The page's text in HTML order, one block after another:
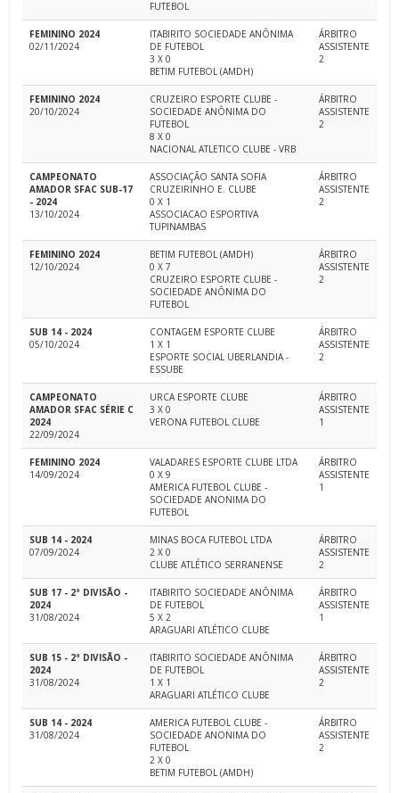
FUTEBOL
FEMININO 2024
02/11/2024
ITABIRITO SOCIEDADE ANÔNIMA
DE FUTEBOL
3 X 0
BETIM FUTEBOL (AMDH)
ÁRBITRO
ASSISTENTE
2
FEMININO 2024
20/10/2024
CRUZEIRO ESPORTE CLUBE -
SOCIEDADE ANÔNIMA DO
FUTEBOL
8 X 0
NACIONAL ATLETICO CLUBE - VRB
ÁRBITRO
ASSISTENTE
2
CAMPEONATO
AMADOR SFAC SUB-17
- 2024
13/10/2024
ASSOCIAÇÃO SANTA SOFIA
CRUZEIRINHO E. CLUBE
0 X 1
ASSOCIACAO ESPORTIVA
TUPINAMBAS
ÁRBITRO
ASSISTENTE
2
FEMININO 2024
12/10/2024
BETIM FUTEBOL (AMDH)
0 X 7
CRUZEIRO ESPORTE CLUBE -
SOCIEDADE ANÔNIMA DO
FUTEBOL
ÁRBITRO
ASSISTENTE
2
SUB 14 - 2024
05/10/2024
CONTAGEM ESPORTE CLUBE
1 X 1
ESPORTE SOCIAL UBERLANDIA -
ESSUBE
ÁRBITRO
ASSISTENTE
2
CAMPEONATO
AMADOR SFAC SÉRIE C
2024
22/09/2024
URCA ESPORTE CLUBE
3 X 0
VERONA FUTEBOL CLUBE
ÁRBITRO
ASSISTENTE
1
FEMININO 2024
14/09/2024
VALADARES ESPORTE CLUBE LTDA
0 X 9
AMERICA FUTEBOL CLUBE -
SOCIEDADE ANONIMA DO
FUTEBOL
ÁRBITRO
ASSISTENTE
1
SUB 14 - 2024
07/09/2024
MINAS BOCA FUTEBOL LTDA
2 X 0
CLUBE ATLÉTICO SERRANENSE
ÁRBITRO
ASSISTENTE
2
SUB 17 - 2ª DIVISÃO -
2024
31/08/2024
ITABIRITO SOCIEDADE ANÔNIMA
DE FUTEBOL
5 X 2
ARAGUARI ATLÉTICO CLUBE
ÁRBITRO
ASSISTENTE
1
SUB 15 - 2ª DIVISÃO -
2024
31/08/2024
ITABIRITO SOCIEDADE ANÔNIMA
DE FUTEBOL
1 X 1
ARAGUARI ATLÉTICO CLUBE
ÁRBITRO
ASSISTENTE
2
SUB 14 - 2024
31/08/2024
AMERICA FUTEBOL CLUBE -
SOCIEDADE ANONIMA DO
FUTEBOL
2 X 0
BETIM FUTEBOL (AMDH)
ÁRBITRO
ASSISTENTE
2